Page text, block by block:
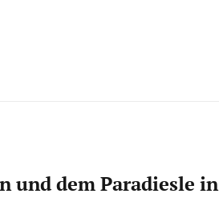
und dem Paradiesle in